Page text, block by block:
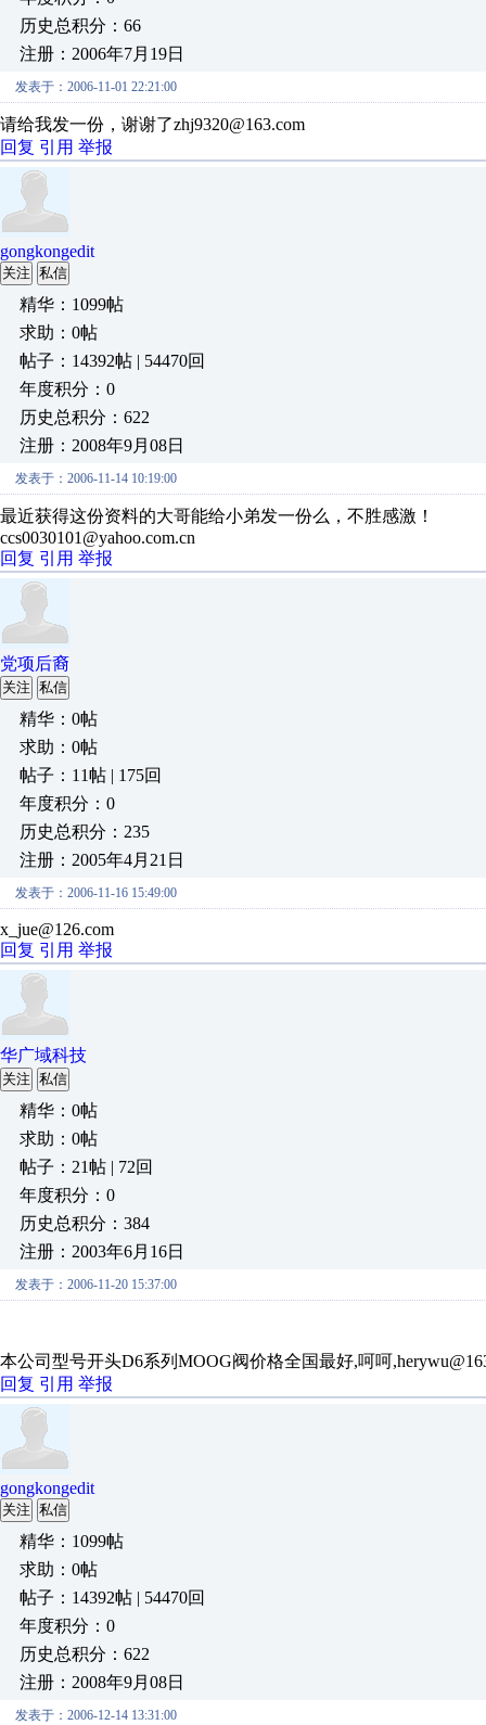
历史总积分：66
注册：2006年7月19日
发表于：2006-11-01 22:21:00
请给我发一份，谢谢了zhj9320@163.com
回复 引用 举报
gongkongedit
关注 私信
精华：1099帖
求助：0帖
帖子：14392帖 | 54470回
年度积分：0
历史总积分：622
注册：2008年9月08日
发表于：2006-11-14 10:19:00
最近获得这份资料的大哥能给小弟发一份么，不胜感激！
ccs0030101@yahoo.com.cn
回复 引用 举报
党项后裔
关注 私信
精华：0帖
求助：0帖
帖子：11帖 | 175回
年度积分：0
历史总积分：235
注册：2005年4月21日
发表于：2006-11-16 15:49:00
x_jue@126.com
回复 引用 举报
华广域科技
关注 私信
精华：0帖
求助：0帖
帖子：21帖 | 72回
年度积分：0
历史总积分：384
注册：2003年6月16日
发表于：2006-11-20 15:37:00
本公司型号开头D6系列MOOG阀价格全国最好,呵呵
回复 引用 举报
gongkongedit
关注 私信
精华：1099帖
求助：0帖
帖子：14392帖 | 54470回
年度积分：0
历史总积分：622
注册：2008年9月08日
发表于：2006-12-14 13:31:00